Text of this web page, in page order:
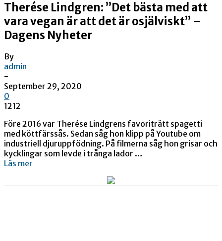
Therése Lindgren: ”Det bästa med att
vara vegan är att det är osjälviskt” –
Dagens Nyheter
By
admin
-
September 29, 2020
0
1212
Före 2016 var Therése Lindgrens favoriträtt spagetti
med köttfärssås. Sedan såg hon klipp på Youtube om
industriell djuruppfödning. På filmerna såg hon grisar och
kycklingar som levde i trånga lador …
Läs mer